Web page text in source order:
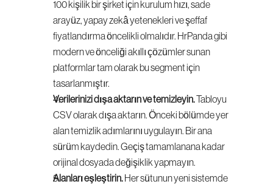
100 kişilik bir şirket için kurulum hızı, sade
arayüz, yapay zekâ yetenekleri ve şeffaf
fiyatlandırma öncelikli olmalıdır. HrPanda gibi
modern ve önceliği akıllı çözümler sunan
platformlar tam olarak bu segment için
tasarlanmıştır.
Verilerinizi dışa aktarın ve temizleyin. Tabloyu
CSV olarak dışa aktarın. Önceki bölümde yer
alan temizlik adımlarını uygulayın. Bir ana
sürüm kaydedin. Geçiş tamamlanana kadar
orijinal dosyada değişiklik yapmayın.
Alanları eşleştirin. Her sütunun yeni sistemde